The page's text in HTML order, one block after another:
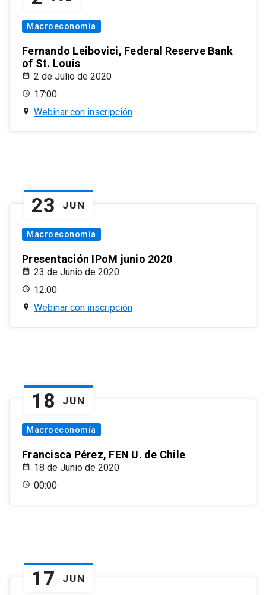
Macroeconomía
Fernando Leibovici, Federal Reserve Bank
of St. Louis
2 de Julio de 2020
17:00
Webinar con inscripción
23 JUN
Macroeconomía
Presentación IPoM junio 2020
23 de Junio de 2020
12:00
Webinar con inscripción
18 JUN
Macroeconomía
Francisca Pérez, FEN U. de Chile
18 de Junio de 2020
00:00
17 JUN